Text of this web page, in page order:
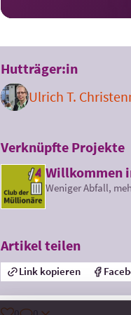
Hutträger:in
Ulrich T.
Verknüpfte Projekte
Willkommen
Weniger Abfall,
Artikel teilen
Link kopieren